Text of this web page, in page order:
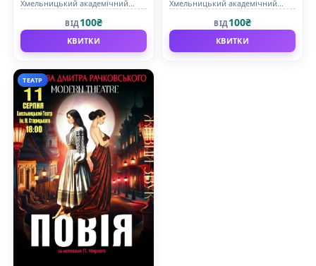
Хмельницький академічний
ВІД 100₴
КВИТКИ
Хмельницький академічний
ВІД 100₴
КВИТКИ
ТЕАТР